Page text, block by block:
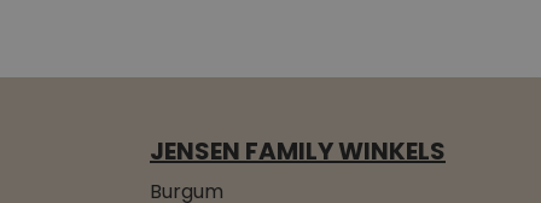
JENSEN FAMILY WINKELS
Burgum